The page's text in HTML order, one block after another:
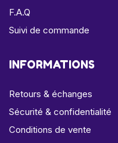
F.A.Q
Suivi de commande
INFORMATIONS
Retours & échanges
Sécurité & confidentialité
Conditions de vente